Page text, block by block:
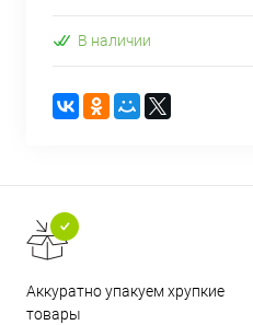
В наличии
Аккуратно упакуем хрупкие
товары